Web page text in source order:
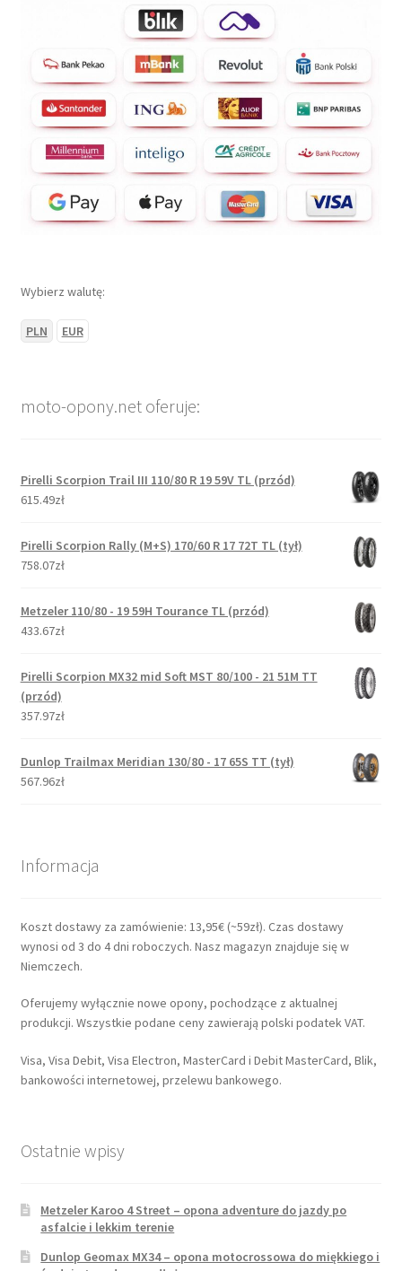
Wybierz walutę:
PLN EUR
moto-opony.net oferuje:
Pirelli Scorpion Trail III 110/80 R 19 59V TL (przód)
615.49zł
Pirelli Scorpion Rally (M+S) 170/60 R 17 72T TL (tył)
758.07zł
Metzeler 110/80 - 19 59H Tourance TL (przód)
433.67zł
Pirelli Scorpion MX32 mid Soft MST 80/100 - 21 51M TT
(przód)
357.97zł
Dunlop Trailmax Meridian 130/80 - 17 65S TT (tył)
567.96zł
Informacja
Koszt dostawy za zamówienie: 13,95€ (~59zł). Czas dostawy
wynosi od 3 do 4 dni roboczych. Nasz magazyn znajduje się w
Niemczech.
Oferujemy wyłącznie nowe opony, pochodzące z aktualnej
produkcji. Wszystkie podane ceny zawierają polski podatek VAT.
Visa, Visa Debit, Visa Electron, MasterCard i Debit MasterCard, Blik,
bankowości internetowej, przelewu bankowego.
Ostatnie wpisy
Metzeler Karoo 4 Street – opona adventure do jazdy po
asfalcie i lekkim terenie
Dunlop Geomax MX34 – opona motocrossowa do miękkiego i